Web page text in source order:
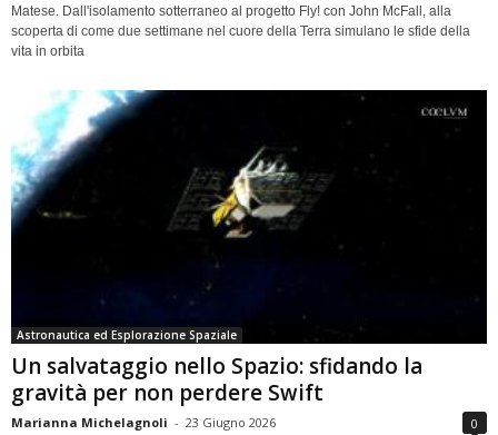
Matese. Dall'isolamento sotterraneo al progetto Fly! con John McFall, alla
scoperta di come due settimane nel cuore della Terra simulano le sfide della
vita in orbita
Astronautica ed Esplorazione Spaziale
Un salvataggio nello Spazio: sfidando la
gravità per non perdere Swift
Marianna Michelagnoli - 23 Giugno 2026 0